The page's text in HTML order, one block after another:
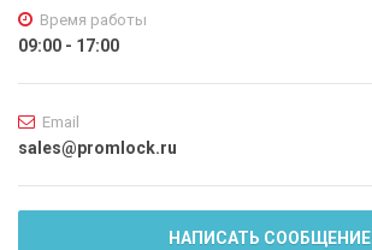
Время работы
09:00 - 17:00
Email
sales@promlock.ru
НАПИСАТЬ СООБЩЕНИЕ